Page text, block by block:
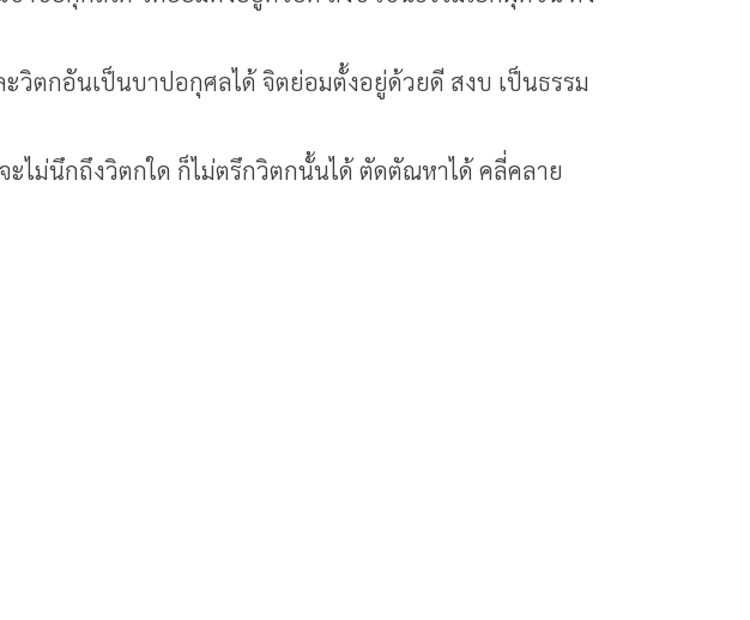
ตกอันเป็นบาปอกุศลได้ จิตย่อมตั้งอยู่ด้วยดี สงบ เป็นธรรม
ไม่นึกถึงวิตกใด ก็ไม่ตรึกวิตกนั้นได้ ตัดตัณหาได้ คลี่คลาย